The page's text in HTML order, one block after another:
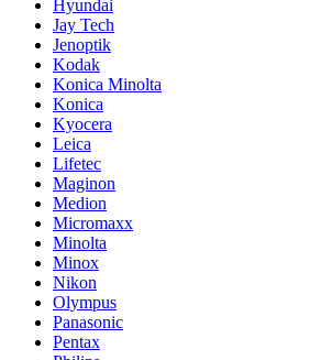
Hyundai
Jay Tech
Jenoptik
Kodak
Konica Minolta
Konica
Kyocera
Leica
Lifetec
Maginon
Medion
Micromaxx
Minolta
Minox
Nikon
Olympus
Panasonic
Pentax